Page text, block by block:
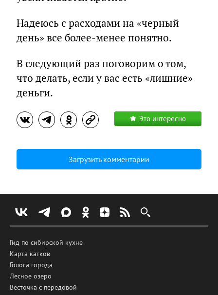
Надеюсь с расходами на «черный
день» все более-менее понятно.
В следующий раз поговорим о том,
что делать, если у вас есть «лишние»
деньги.
Это интересно
Загрузить комментарии
Гид по сибирской кухне
Карта катков
Голоса города
Лесное озеро
Весточка с передовой